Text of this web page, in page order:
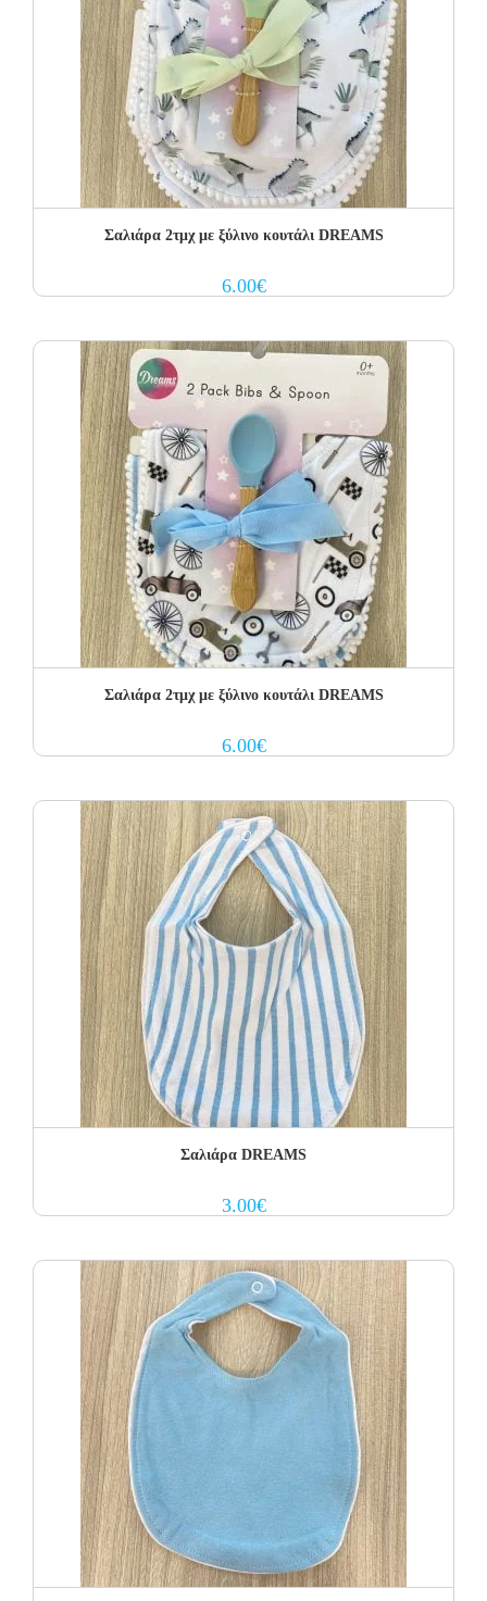
Σαλιάρα 2τμχ με ξύλινο κουτάλι DREAMS
6.00€
Σαλιάρα 2τμχ με ξύλινο κουτάλι DREAMS
6.00€
Σαλιάρα DREAMS
3.00€